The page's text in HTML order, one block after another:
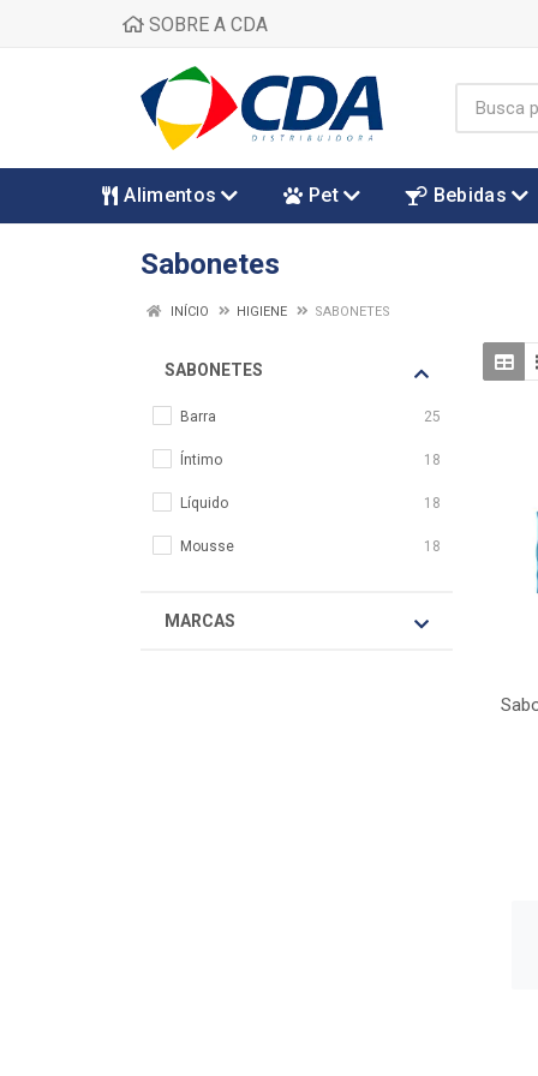
SOBRE A CDA
Alimentos Pet Bebidas
Sabonetes
INÍCIO HIGIENE SABONETES
SABONETES
Barra 25
Íntimo 18
Líquido 18
Mousse 18
MARCAS